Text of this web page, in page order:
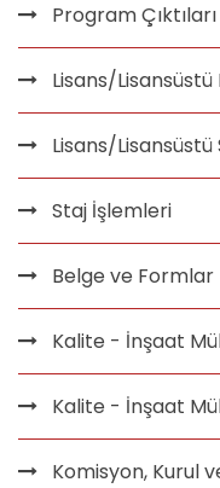
Program Çıktıları
Lisans/
Lisans/Lisansüstü
Staj İşlemleri
Belge ve Formlar
Kalite - İnşaat
Kalite - İnşaat
Komisyon, Kurul